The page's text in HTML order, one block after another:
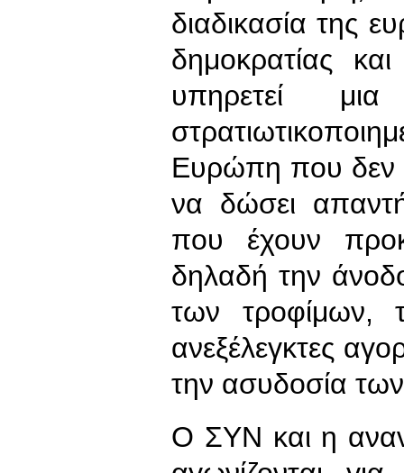
διαδικασία της
δημοκρατίας
υπηρετεί
Ευρώπη που δεν
να δώσει
που έχουν
δηλαδή την
των τροφίμων,
ανεξέλεγκτες
την ασυδοσία
Ο ΣΥΝ και η